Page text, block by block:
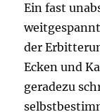
Ein fast
der
Ecken und
geradezu